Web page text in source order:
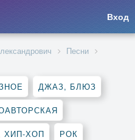
Вход
Песни
ДЖАЗ, БЛЮЗ
ХИП-ХОП РОК